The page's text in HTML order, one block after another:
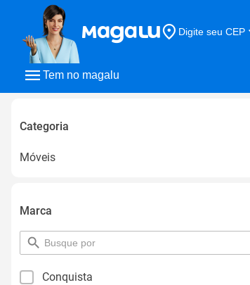
Tem no magalu
Digite seu CEP
Categoria
Móveis
Marca
pesquisar
por
Conquista